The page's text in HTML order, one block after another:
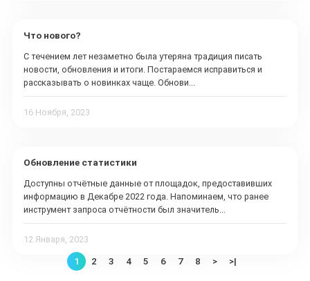
Что нового?
С течением лет незаметно была утеряна традиция писать
новости, обновления и итоги. Постараемся исправиться и
рассказывать о новинках чаще. Обнови...
16 Ноября, 2023
Обновление статистики
Доступны отчётные данные от площадок, предоставивших
информацию в Декабре 2022 года. Напоминаем, что ранее
инструмент запроса отчётности был значитель...
12 Января, 2023
1 2 3 4 5 6 7 8 > >|